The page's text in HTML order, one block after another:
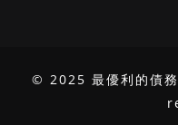
© 2025 最優利的債